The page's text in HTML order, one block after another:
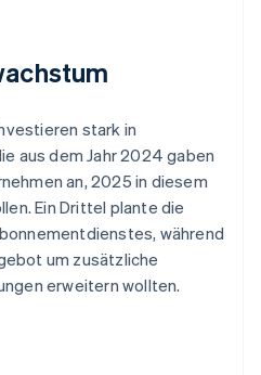
stark in
aus dem Jahr 2024 gaben
an, 2025 in diesem
Ein Drittel plante die
während
um zusätzliche
erweitern wollten.